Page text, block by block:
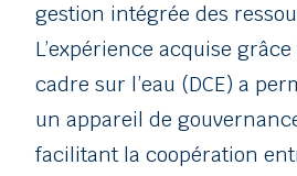
gestion intégrée des
L’expérience acquise
cadre sur l’eau (DCE) a
un appareil de
facilitant la coopération